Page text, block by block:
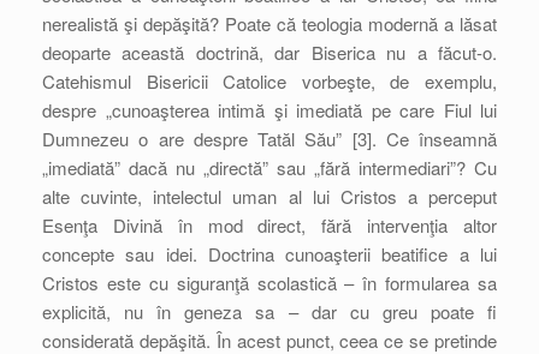
nerealistă şi depăşită? Poate că teologia modernă a lăsat
deoparte această doctrină, dar Biserica nu a făcut-o.
Catehismul Bisericii Catolice vorbeşte, de exemplu,
despre „cunoaşterea intimă şi imediată pe care Fiul lui
Dumnezeu o are despre Tatăl Său” [3]. Ce înseamnă
„imediată” dacă nu „directă” sau „fără intermediari”? Cu
alte cuvinte, intelectul uman al lui Cristos a perceput
Esenţa Divină în mod direct, fără intervenţia altor
concepte sau idei. Doctrina cunoaşterii beatifice a lui
Cristos este cu siguranţă scolastică – în formularea sa
explicită, nu în geneza sa – dar cu greu poate fi
considerată depăşită. În acest punct, ceea ce se pretinde